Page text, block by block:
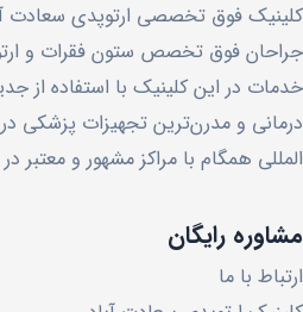
کلینیک فوق تخصصی ارتوپدی سعادت
جراحان فوق تخصص ستون فقرات و
خدمات در این کلینیک با استفاده
درمانی و مدرن‌ترین تجهیزات پزشکی
المللی همگام با مراکز مشهور و معتبر
مشاوره رایگان
ارتباط با ما